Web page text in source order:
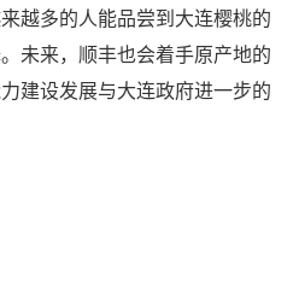
越多的人能品尝到大连樱桃的
未来，顺丰也会着手原产地的
建设发展与大连政府进一步的